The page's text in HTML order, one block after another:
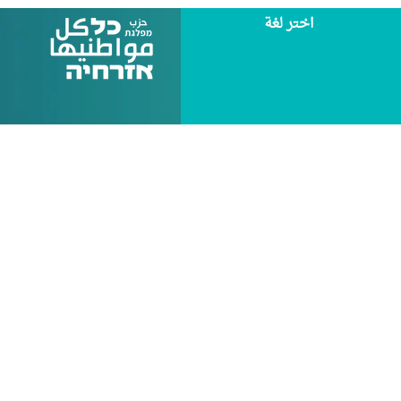
اختر لغة